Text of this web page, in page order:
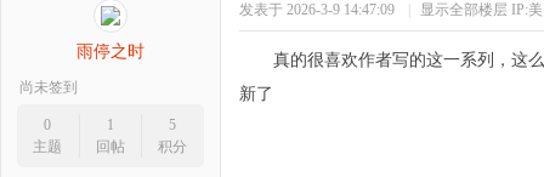
雨停之时
尚未签到
0
主题
1
回帖
5
积分
发表于 2026-3-9 14:47:09 显示全部楼层 IP:
真的很喜欢作者写的这一系列，这
新了